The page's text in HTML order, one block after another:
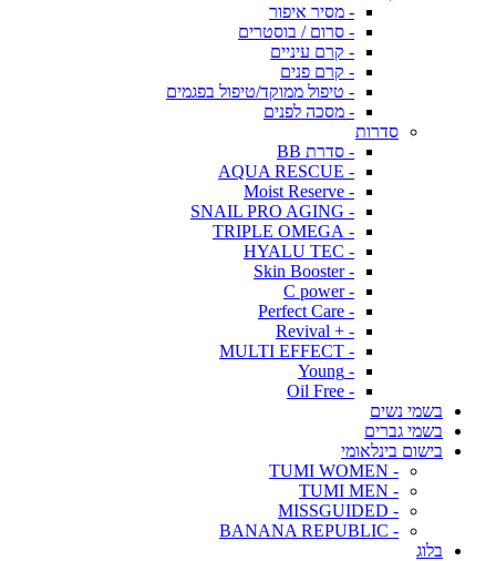
- מסיר איפור
- סרום / בוסטרים
- קרם עיניים
- קרם פנים
- טיפול ממוקד/טיפול בפגמים
- מסכה לפנים
סדרות
- סדרת BB
- AQUA RESCUE
- Moist Reserve
- SNAIL PRO AGING
- TRIPLE OMEGA
- HYALU TEC
- Skin Booster
- C power
- Perfect Care
- + Revival
- MULTI EFFECT
- Young
- Oil Free
בשמי נשים
בשמי גברים
בישום בינלאומי
- TUMI WOMEN
- TUMI MEN
- MISSGUIDED
- BANANA REPUBLIC
בלוג